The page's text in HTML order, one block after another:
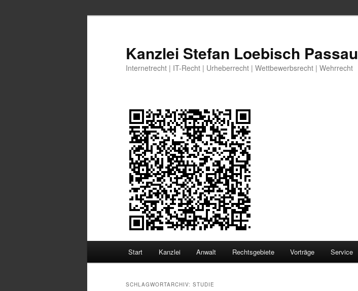
Kanzlei Stefan Loebisch Passau
Internetrecht | IT-Recht | Urheberrecht | Wettbewerbsrecht | Wehrrecht
Start Kanzlei Anwalt Rechtsgebiete Vorträge Service
SCHLAGWORTARCHIV: STUDIE